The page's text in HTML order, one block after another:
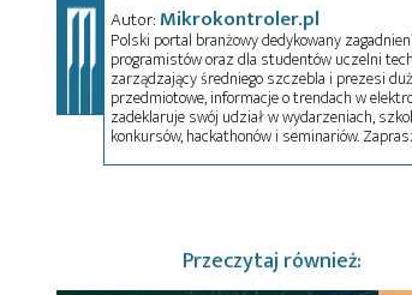
Autor:Mikrokontroler.pl
Polski portal branżowy dedykowany
programistów oraz dla studentów uczelni
zarządzający średniego szczebla i prezesi
przedmiotowe, informacje o trendach w
zadeklaruje swój udział w wydarzeniach,
konkursów, hackathonów i seminariów.
Przeczytaj również: